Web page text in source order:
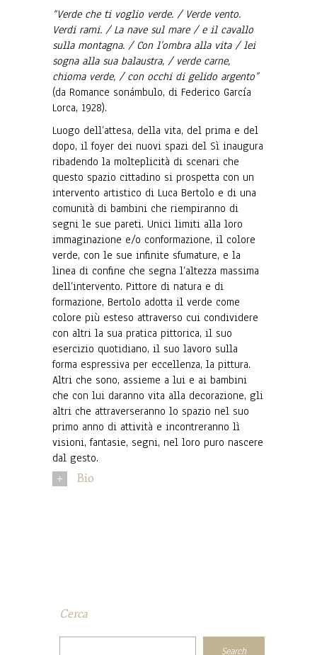
“Verde che ti voglio verde. / Verde vento.
Verdi rami. / La nave sul mare / e il cavallo
sulla montagna. / Con l’ombra alla vita / lei
sogna alla sua balaustra, / verde carne,
chioma verde, / con occhi di gelido argento”
(da Romance sonámbulo, di Federico García
Lorca, 1928).
Luogo dell’attesa, della vita, del prima e del
dopo, il foyer dei nuovi spazi del Sì inaugura
ribadendo la molteplicità di scenari che
questo spazio cittadino si prospetta con un
intervento artistico di Luca Bertolo e di una
comunità di bambini che riempiranno di
segni le sue pareti. Unici limiti alla loro
immaginazione e/o conformazione, il colore
verde, con le sue infinite sfumature, e la
linea di confine che segna l’altezza massima
dell’intervento. Pittore di natura e di
formazione, Bertolo adotta il verde come
colore più esteso attraverso cui condividere
con altri la sua pratica pittorica, il suo
esercizio quotidiano, il suo lavoro sulla
forma espressiva per eccellenza, la pittura.
Altri che sono, assieme a lui e ai bambini
che con lui daranno vita alla decorazione, gli
altri che attraverseranno lo spazio nel suo
primo anno di attività e incontreranno lì
visioni, fantasie, segni, nel loro puro nascere
dal gesto.
Bio
Cerca